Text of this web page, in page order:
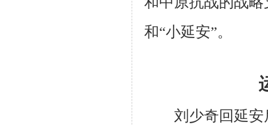
和“小延安”。
刘少奇回延安